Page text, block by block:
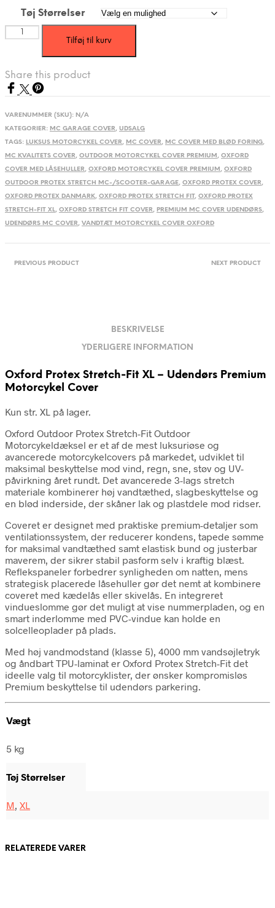
Tøj Størrelser
Oxford
Protex
Stretch-
XL
antal
Tilføj til kurv
Share this product
VARENUMMER (SKU): N/A
KATEGORIER: MC GARAGE COVER, UDSALG
TAGS: LUKSUS MOTORCYKEL COVER, MC COVER, MC COVER MED BLØD FORING,
MC KVALITETS COVER, OUTDOOR MOTORCYKEL COVER PREMIUM, OXFORD
COVER MED LÅSEHULLER, OXFORD MOTORCYKEL COVER PREMIUM, OXFORD
OUTDOOR PROTEX STRETCH MC-/SCOOTER-GARAGE, OXFORD PROTEX COVER,
OXFORD PROTEX DANMARK, OXFORD PROTEX STRETCH FIT, OXFORD PROTEX
STRETCH-FIT XL, OXFORD STRETCH FIT COVER, PREMIUM MC COVER UDENDØRS,
UDENDØRS MC COVER, VANDTÆT MOTORCYKEL COVER OXFORD
PREVIOUS PRODUCT NEXT PRODUCT
BESKRIVELSE
YDERLIGERE INFORMATION
Oxford Protex Stretch-Fit XL – Udendørs Premium
Motorcykel Cover
Kun str. XL på lager.
Oxford Outdoor Protex Stretch-Fit Outdoor
Motorcykeldæksel er et af de mest luksuriøse og
avancerede motorcykelcovers på markedet, udviklet til
maksimal beskyttelse mod vind, regn, sne, støv og UV-
påvirkning året rundt. Det avancerede 3-lags stretch
materiale kombinerer høj vandtæthed, slagbeskyttelse og
en blød inderside, der skåner lak og plastdele mod ridser.
Coveret er designet med praktiske premium-detaljer som
ventilationssystem, der reducerer kondens, tapede sømme
for maksimal vandtæthed samt elastisk bund og justerbar
maverem, der sikrer stabil pasform selv i kraftig blæst.
Reflekspaneler forbedrer synligheden om natten, mens
strategisk placerede låsehuller gør det nemt at kombinere
coveret med kædelås eller skivelås. En integreret
vindueslomme gør det muligt at vise nummerpladen, og en
smart inderlomme med PVC-vindue kan holde en
solcelleoplader på plads.
Med høj vandmodstand (klasse 5), 4000 mm vandsøjletryk
og åndbart TPU-laminat er Oxford Protex Stretch-Fit det
ideelle valg til motorcyklister, der ønsker kompromisløs
Premium beskyttelse til udendørs parkering.
Vægt
5 kg
Tøj Størrelser
M XL
RELATEREDE VARER